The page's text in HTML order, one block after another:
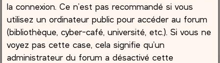
la connexion. Ce n’est pas recommandé si vous
utilisez un ordinateur public pour accéder au forum
(bibliothèque, cyber-café, université, etc.). Si vous ne
voyez pas cette case, cela signifie qu’un
administrateur du forum a désactivé cette